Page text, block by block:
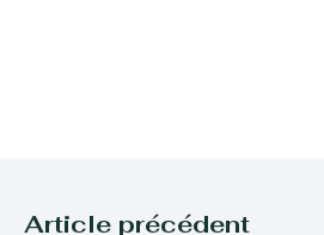
Article précédent